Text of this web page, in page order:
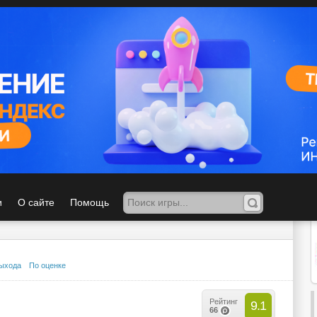
О сайте Помощь
На
йт
игроков
Присоединяйся
к игровому сообществу!
Создай свой игровой блог, делись мнением,
По оценке
Рейтинг
66
9.1